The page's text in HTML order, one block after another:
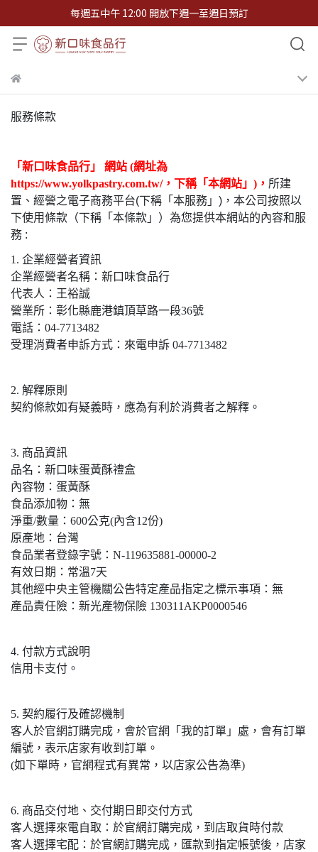
每週五中午 12:00 開放下週一至週日預訂
服務條款
「新口味食品行 」 網站 (網址為
https://www.yolkpastry.com.tw/，下稱「本網站」 ) ， 所建
置、經營之電子商務平台(下稱「本服務」 ) ，本公司按照以
下使用條款（下稱「本條款」）為您提供本網站的內容和服
務 :
1. 企業經營者資訊
企業經營者名稱：新口味食品行
代表人：王裕誠
營業所：彰化縣鹿港鎮頂草路一段36號
電話：04-7713482
受理消費者申訴方式：來電申訴 04-7713482
2. 解釋原則
契約條款如有疑義時，應為有利於消費者之解釋。
3. 商品資訊
品名：新口味蛋黃酥禮盒
內容物：蛋黃酥
食品添加物：無
淨重/數量：600公克(內含12份)
原產地：台灣
食品業者登錄字號：N-119635881-00000-2
有效日期：常溫7天
其他經中央主管機關公告特定產品指定之標示事項：無
產品責任險：新光產物保險 130311AKP0000546
4. 付款方式說明
信用卡支付。
5. 契約履行及確認機制
客人於官網訂購完成，會於官網「我的訂單」處，會有訂單
編號，表示店家有收到訂單。
(如下單時，官網程式有異常，以店家公告為準)
6. 商品交付地、交付期日即交付方式
客人選擇來電自取：於官網訂購完成，到店取貨時付款
客人選擇宅配：於官網訂購完成，匯款到指定帳號後，店家